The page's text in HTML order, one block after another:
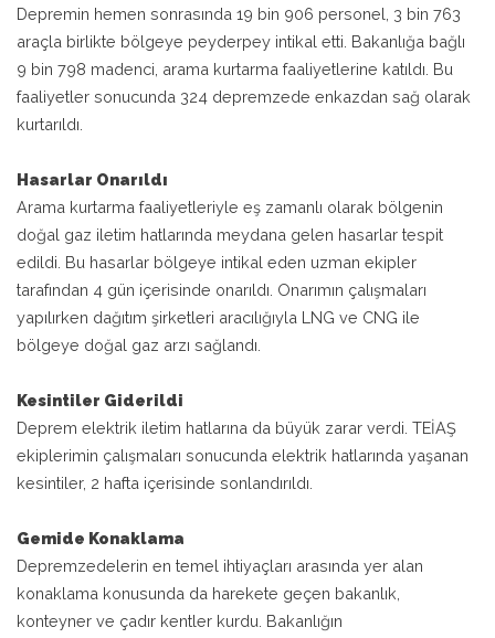
Depremin hemen sonrasında 19 bin 906 personel, 3 bin 763
araçla birlikte bölgeye peyderpey intikal etti. Bakanlığa bağlı
9 bin 798 madenci, arama kurtarma faaliyetlerine katıldı. Bu
faaliyetler sonucunda 324 depremzede enkazdan sağ olarak
kurtarıldı.
Hasarlar Onarıldı
Arama kurtarma faaliyetleriyle eş zamanlı olarak bölgenin
doğal gaz iletim hatlarında meydana gelen hasarlar tespit
edildi. Bu hasarlar bölgeye intikal eden uzman ekipler
tarafından 4 gün içerisinde onarıldı. Onarımın çalışmaları
yapılırken dağıtım şirketleri aracılığıyla LNG ve CNG ile
bölgeye doğal gaz arzı sağlandı.
Kesintiler Giderildi
Deprem elektrik iletim hatlarına da büyük zarar verdi. TEİAŞ
ekiplerimin çalışmaları sonucunda elektrik hatlarında yaşanan
kesintiler, 2 hafta içerisinde sonlandırıldı.
Gemide Konaklama
Depremzedelerin en temel ihtiyaçları arasında yer alan
konaklama konusunda da harekete geçen bakanlık,
konteyner ve çadır kentler kurdu. Bakanlığın